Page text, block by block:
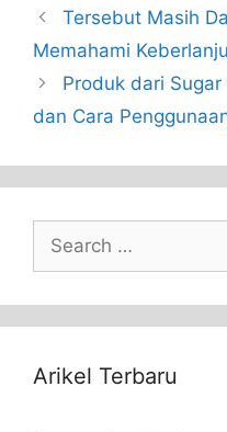
Tersebut Masih
Memahami
Produk dari
dan Cara
Search
for:
Arikel Terbaru